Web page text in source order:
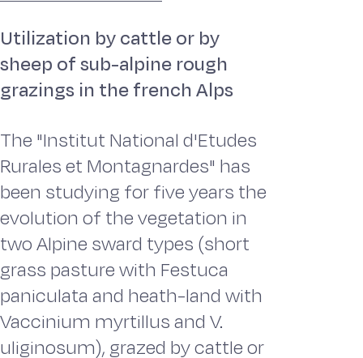
Utilization by cattle or by
sheep of sub-alpine rough
grazings in the french Alps
The "Institut National d'Etudes
Rurales et Montagnardes" has
been studying for five years the
evolution of the vegetation in
two Alpine sward types (short
grass pasture with Festuca
paniculata and heath-land with
Vaccinium myrtillus and V.
uliginosum), grazed by cattle or